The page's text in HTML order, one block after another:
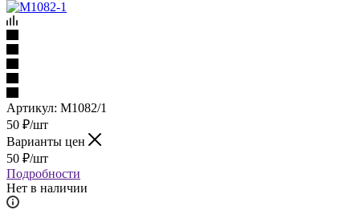
Артикул: М1082/1
50 ₽/шт
Варианты цен
50 ₽/шт
Подробности
Нет в наличии